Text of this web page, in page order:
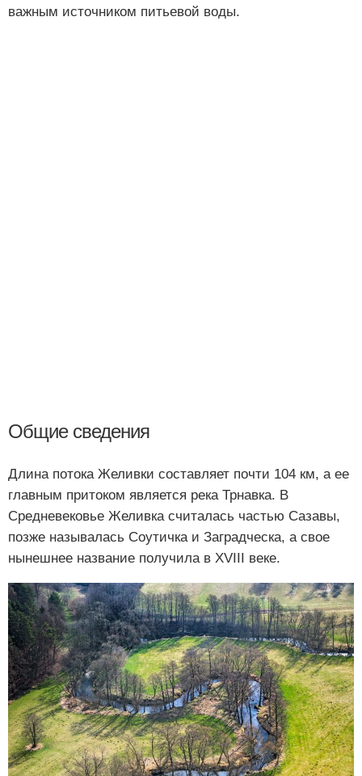
важным источником питьевой воды.
Общие сведения
Длина потока Желивки составляет почти 104 км, а ее
главным притоком является река Трнавка. В
Средневековье Желивка считалась частью Сазавы,
позже называлась Соутичка и Заградческа, а свое
нынешнее название получила в XVIII веке.